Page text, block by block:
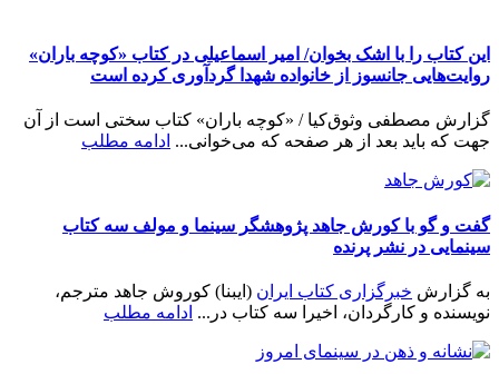
این کتاب را با اشک بخوان/ امیر اسماعیلی در کتاب «کوچه باران»
روایت‌هایی جانسوز از خانواده شهدا گردآوری کرده است
گزارش مصطفی وثوق‌کیا / «کوچه باران» کتاب سختی است از آن
جهت که باید بعد از هر صفحه که می‌خوانی... ادامه مطلب
گفت و گو با کورش جاهد پژوهشگر سینما و مولف سه کتاب
سینمایی در نشر پرنده
به گزارش خبرگزاری کتاب ایران (ایبنا) کوروش جاهد مترجم،
نویسنده و کارگردان، اخیرا سه کتاب در... ادامه مطلب